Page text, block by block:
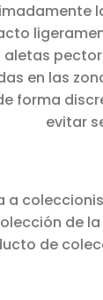
aletas
en las
forma
evitar
a
de
de